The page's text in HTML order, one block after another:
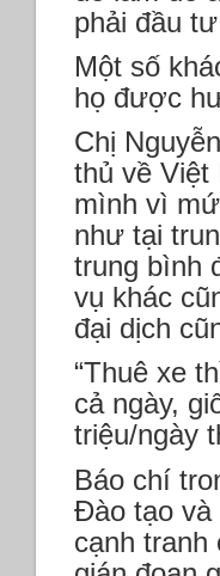
phải đầu
Một số
họ được
Chị
thủ về Việt
mình vì
như tại
trung bình
vụ khác
đại dịch
“Thuê xe
cả ngày,
triệu/ngày
Báo chí
Đào tạo và
cạnh